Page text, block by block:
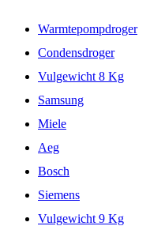
Warmtepompdroger
Condensdroger
Vulgewicht 8 Kg
Samsung
Miele
Aeg
Bosch
Siemens
Vulgewicht 9 Kg